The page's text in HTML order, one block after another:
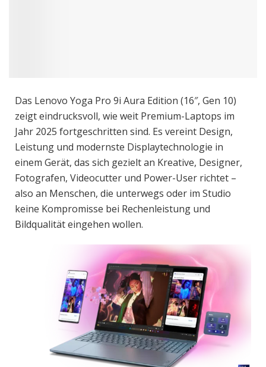
Das Lenovo Yoga Pro 9i Aura Edition (16″, Gen 10)
zeigt eindrucksvoll, wie weit Premium-Laptops im
Jahr 2025 fortgeschritten sind. Es vereint Design,
Leistung und modernste Displaytechnologie in
einem Gerät, das sich gezielt an Kreative, Designer,
Fotografen, Videocutter und Power-User richtet –
also an Menschen, die unterwegs oder im Studio
keine Kompromisse bei Rechenleistung und
Bildqualität eingehen wollen.